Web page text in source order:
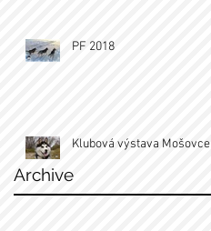
PF 2018
Klubová výstava Mošovce
Archive